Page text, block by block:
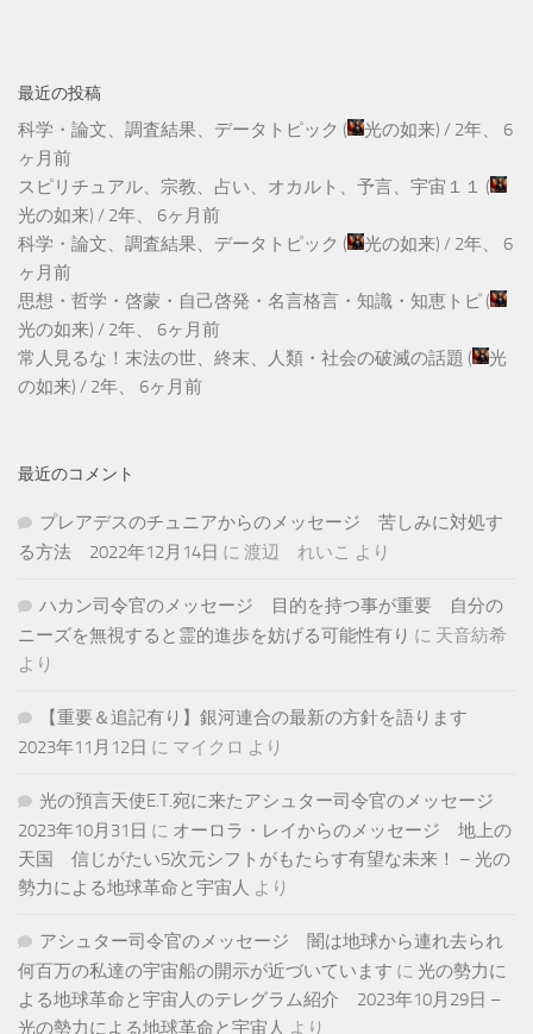
最近の投稿
科学・論文、調査結果、データトピック ( 光の如来) / 2年、 6
ヶ月前
スピリチュアル、宗教、占い、オカルト、予言、宇宙１１ (
光の如来) / 2年、 6ヶ月前
科学・論文、調査結果、データトピック ( 光の如来) / 2年、 6
ヶ月前
思想・哲学・啓蒙・自己啓発・名言格言・知識・知恵トピ (
光の如来) / 2年、 6ヶ月前
常人見るな！末法の世、終末、人類・社会の破滅の話題 (
光
の如来) / 2年、 6ヶ月前
最近のコメント
プレアデスのチュニアからのメッセージ 苦しみに対処す
る方法 2022年12月14日 に 渡辺 れいこ より
ハカン司令官のメッセージ 目的を持つ事が重要 自分の
ニーズを無視すると霊的進歩を妨げる可能性有り に 天音紡希
より
【重要＆追記有り】銀河連合の最新の方針を語ります
2023年11月12日 に マイクロ より
光の預言天使E.T.宛に来たアシュター司令官のメッセージ
2023年10月31日 に オーロラ・レイからのメッセージ 地上の
天国 信じがたい5次元シフトがもたらす有望な未来！ – 光の
勢力による地球革命と宇宙人 より
アシュター司令官のメッセージ 闇は地球から連れ去られ
何百万の私達の宇宙船の開示が近づいています に 光の勢力に
よる地球革命と宇宙人のテレグラム紹介 2023年10月29日 –
光の勢力による地球革命と宇宙人 より